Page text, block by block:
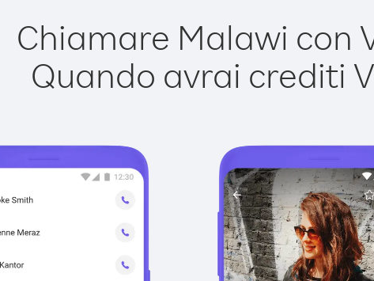
Chiamare Malawi con
Quando avrai crediti